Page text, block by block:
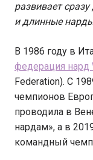
развивает
и длинные
В 1986 году в
федерация нард
Federation). С
чемпионов
проводила в
нардам», а в
командный